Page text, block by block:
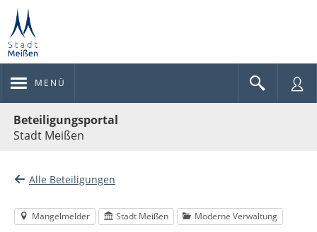
MENÜ
Beteiligungsportal
Stadt Meißen
Alle Beteiligungen
Mängelmelder Stadt Meißen Moderne Verwaltung